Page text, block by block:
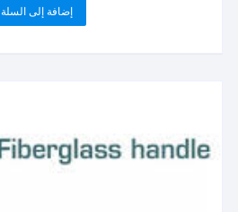
إضافة إلى السلة